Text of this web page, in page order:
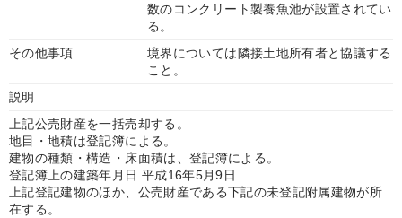
数のコンクリート製養魚池が設置されてい
る。
その他事項
境界については隣接土地所有者と協議する
こと。
説明
上記公売財産を一括売却する。
地目・地積は登記簿による。
建物の種類・構造・床面積は、登記簿による。
登記簿上の建築年月日 平成16年5月9日
上記登記建物のほか、公売財産である下記の未登記附属建物が所
在する。